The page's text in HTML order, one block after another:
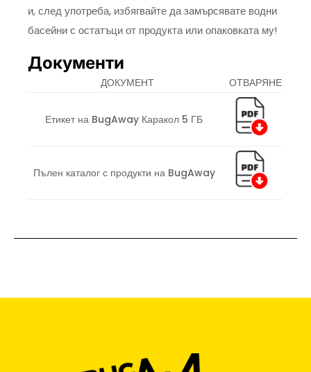
и, след употреба, избягвайте да замърсявате водни
басейни с остатъци от продукта или опаковката му!
Документи
ДОКУМЕНТ ОТВАРЯНЕ
Етикет на BugAway Каракол 5 ГБ
Пълен каталог с продукти на BugAway